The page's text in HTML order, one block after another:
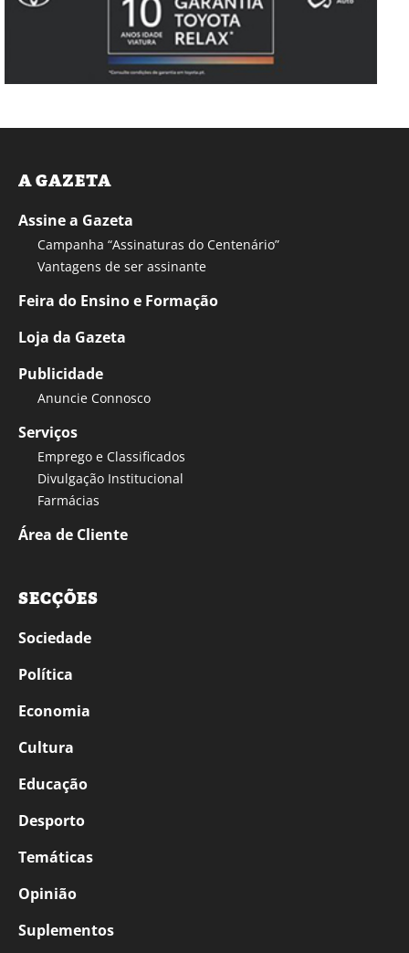
A GAZETA
Assine a Gazeta
Campanha “Assinaturas do Centenário”
Vantagens de ser assinante
Feira do Ensino e Formação
Loja da Gazeta
Publicidade
Anuncie Connosco
Serviços
Emprego e Classificados
Divulgação Institucional
Farmácias
Área de Cliente
SECÇÕES
Sociedade
Política
Economia
Cultura
Educação
Desporto
Temáticas
Opinião
Suplementos